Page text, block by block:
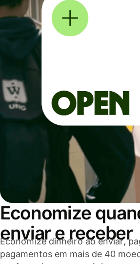
Economize
enviar e receber
Economize dinheiro ao enviar,
pagamentos em mais de 40